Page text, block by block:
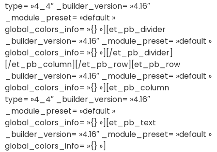
type= »4_4″ _builder_version= »4.16″
_module_preset= »default »
global_colors_info= »{} »][et_pb_divider
_builder_version= »4.16″ _module_preset= »default »
global_colors_info= »{} »][/et_pb_divider]
[/et_pb_column][/et_pb_row][et_pb_row
_builder_version= »4.16″ _module_preset= »default »
global_colors_info= »{} »][et_pb_column
type= »4_4″ _builder_version= »4.16″
_module_preset= »default »
global_colors_info= »{} »][et_pb_text
_builder_version= »4.16″ _module_preset= »default »
global_colors_info= »{} »]